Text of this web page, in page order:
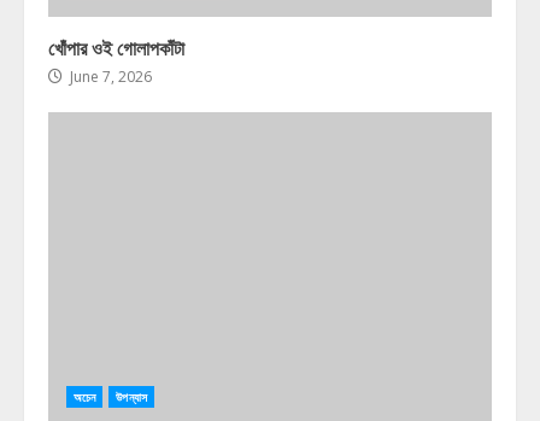
খোঁপার ওই গোলাপকাঁটা
June 7, 2026
অচেন উপন্যাস